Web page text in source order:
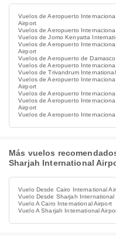
Vuelos de Aeropuerto
Airport
Vuelos de Aeropuerto
Vuelos de Jomo Kenyatta
Vuelos de Aeropuerto
Airport
Vuelos de Aeropuerto de
Vuelos de Aeropuerto
Vuelos de Trivandrum
Vuelos de Aeropuerto
Airport
Vuelos de Aeropuerto
Vuelos de Aeropuerto
Airport
Vuelos de Aeropuerto
Más vuelos
Sharjah International
Vuelo Desde Cairo International
Vuelo Desde Sharjah International
Vuelo A Cairo International Airport
Vuelo A Sharjah International